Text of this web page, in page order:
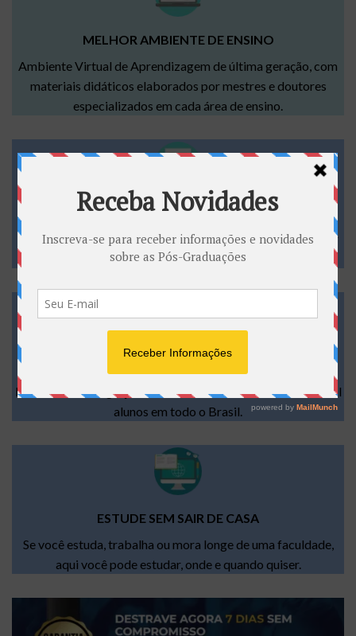
MELHOR AMBIENTE DE ENSINO
Ambiente Virtual de Aprendizagem de última geração, com
materiais didáticos elaborados por mestres e doutores
especializados em cada área de ensino.
INÍCIO IMEDIATO, APÓS A MATRÍCULA
Você não precisa aguardar a formação de turma para iniciar
seu curso.
Nossa metodologia já transformou a vida de mais de 179 mil
alunos em todo o Brasil.
ESTUDE SEM SAIR DE CASA
Se você estuda, trabalha ou mora longe de uma faculdade,
aqui você pode estudar, onde e quando quiser.